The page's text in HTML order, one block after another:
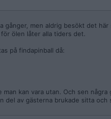
gånger, men aldrig besökt det
ölen låter alla tiders det.
på findapinball då:
kan vara utan. Och sen några
del av gästerna brukade sitta och